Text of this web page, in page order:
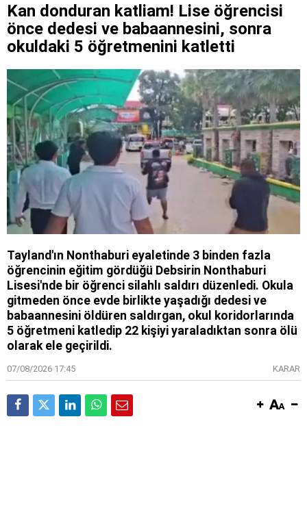
Kan donduran katliam! Lise öğrencisi
önce dedesi ve babaannesini, sonra
okuldaki 5 öğretmenini katletti
Tayland'ın Nonthaburi eyaletinde 3 binden fazla
öğrencinin eğitim gördüğü Debsirin Nonthaburi
Lisesi'nde bir öğrenci silahlı saldırı düzenledi. Okula
gitmeden önce evde birlikte yaşadığı dedesi ve
babaannesini öldüren saldırgan, okul koridorlarında
5 öğretmeni katledip 22 kişiyi yaraladıktan sonra ölü
olarak ele geçirildi.
07/08/2026 17:45 KARAR